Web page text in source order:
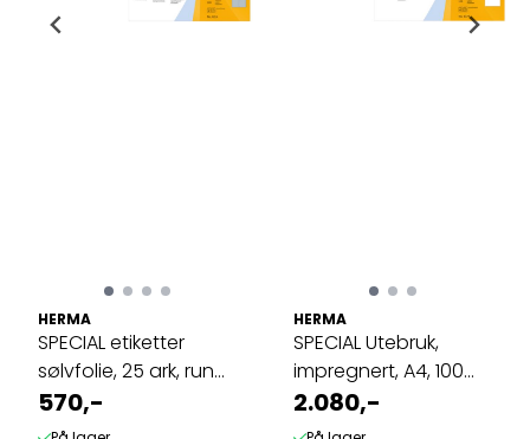
HERMA
SPECIAL etiketter
sølvfolie, 25 ark, rund
105x148 ...
570,-
HERMA
SPECIAL Utebruk,
impregnert, A4, 100
ark 210x297 ...
2.080,-